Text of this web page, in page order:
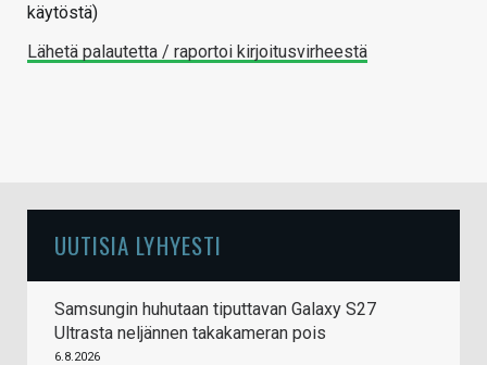
käytöstä)
Lähetä palautetta / raportoi kirjoitusvirheestä
UUTISIA LYHYESTI
Samsungin huhutaan tiputtavan Galaxy S27
Ultrasta neljännen takakameran pois
6.8.2026